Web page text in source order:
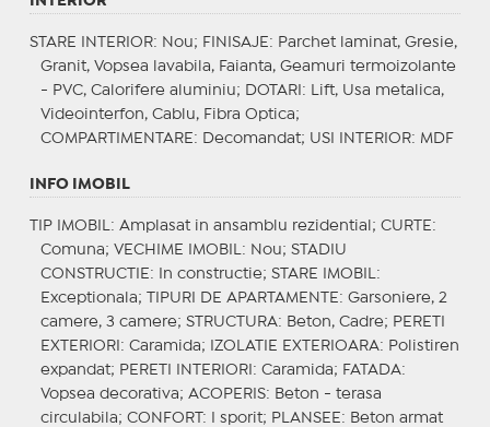
STARE INTERIOR: Nou; FINISAJE : Parchet laminat, Gresie,
Granit, Vopsea lavabila, Faianta, Geamuri termoizolante
- PVC, Calorifere aluminiu;
DOTARI : Lift, Usa metalica,
Videointerfon, Cablu, Fibra Optica;
COMPARTIMENTARE : Decomandat; USI INTERIOR: MDF
INFO IMOBIL
TIP IMOBIL : Amplasat in ansamblu rezidential; CURTE :
Comuna; VECHIME IMOBIL : Nou; STADIU
CONSTRUCTIE : In constructie; STARE IMOBIL :
Exceptionala;
TIPURI DE APARTAMENTE : Garsoniere, 2
camere, 3 camere; STRUCTURA: Beton, Cadre; PERETI
EXTERIORI : Caramida; IZOLATIE EXTERIOARA: Polistiren
expandat; PERETI INTERIORI : Caramida; FATADA:
Vopsea decorativa; ACOPERIS: Beton - terasa
circulabila; CONFORT : I sporit; PLANSEE : Beton armat